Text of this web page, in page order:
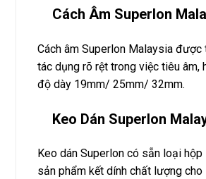
Cách Âm Superlon
Cách âm Superlon Malaysia
tác dụng rõ rệt trong việc tiêu âm,
độ dày 19mm/ 25mm/ 32mm.
Keo Dán Superlon
Keo dán Superlon có sẵn loại
sản phẩm kết dính chất lượng